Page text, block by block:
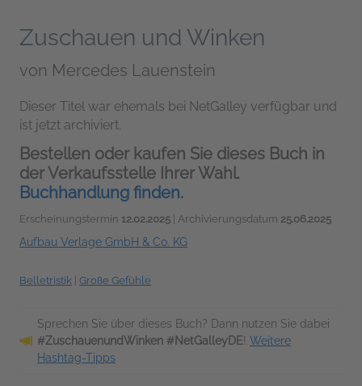
Zuschauen und Winken
von Mercedes Lauenstein
Dieser Titel war ehemals bei NetGalley verfügbar und
ist jetzt archiviert.
Bestellen oder kaufen Sie dieses Buch in
der Verkaufsstelle Ihrer Wahl.
Buchhandlung finden.
Erscheinungstermin 12.02.2025 | Archivierungsdatum 25.06.2025
Aufbau Verlage GmbH & Co. KG
Belletristik Große Gefühle
Sprechen Sie über dieses Buch? Dann nutzen Sie dabei
#ZuschauenundWinken #NetGalleyDE! Weitere
Hashtag-Tipps